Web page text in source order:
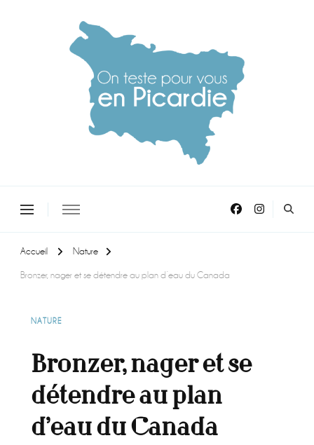
Accueil Nature
Bronzer, nager et se détendre au plan d’eau du Canada
NATURE
Bronzer, nager et se
détendre au plan
d’eau du Canada